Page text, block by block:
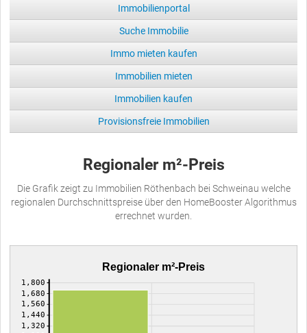
Immobilienportal
Suche Immobilie
Immo mieten kaufen
Immobilien mieten
Immobilien kaufen
Provisionsfreie Immobilien
Regionaler m²-Preis
Die Grafik zeigt zu Immobilien Röthenbach bei Schweinau welche
regionalen Durchschnittspreise über den HomeBooster Algorithmus
errechnet wurden.
Regionaler m²-Preis
1,320
1,440
1,560
1,680
1,800